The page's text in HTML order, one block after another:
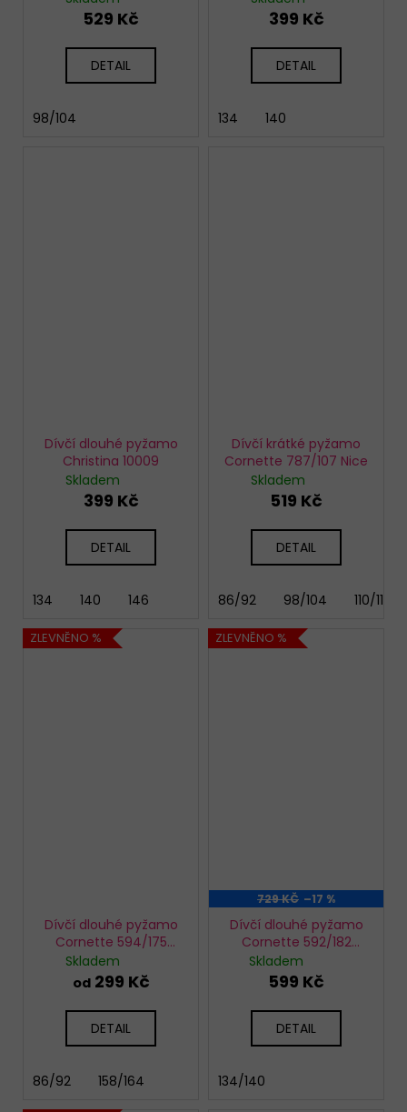
529 Kč
DETAIL
98/104
399 Kč
DETAIL
134 140
Dívčí dlouhé pyžamo
Christina 10009
Skladem
399 Kč
DETAIL
134 140 146
Dívčí krátké pyžamo
Cornette 787/107 Nice
Skladem
519 Kč
DETAIL
86/92 98/104 110/116
ZLEVNĚNO %
Dívčí dlouhé pyžamo
Cornette 594/175
Home
Skladem
od299 Kč
DETAIL
86/92 158/164
ZLEVNĚNO %
729 KČ –17 %
Dívčí dlouhé pyžamo
Cornette 592/182
Christmas Tree
Skladem
599 Kč
DETAIL
134/140